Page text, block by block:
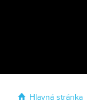
Hlavná stránka